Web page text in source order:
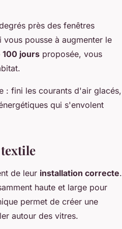
près des fenêtres
pousse à augmenter le
100 jours proposée, vous
: fini les courants d'air glacés,
qui s'envolent
de leur installation correcte.
haute et large pour
permet de créer une
autour des vitres.